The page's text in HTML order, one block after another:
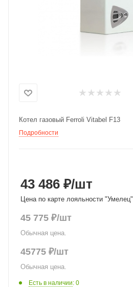
Котел газовый Ferroli Vitabel F13
Подробности
43 486 ₽/шт
Цена по карте лояльности "Умелец"
45 775 ₽/шт
Обычная цена.
45775 ₽/шт
Обычная цена.
Есть в наличии: 0
Добавляйте товары
выбранный способом
по25%каждые 2 недели
об оплате Плайтом